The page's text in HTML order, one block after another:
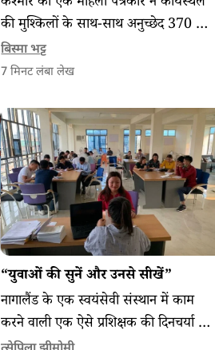
की मुश्किलों के साथ-साथ अनुच्छेद 370 के
हटने और कोविड-19 के कारण घाटी में
पत्रकारिता पर पड़ने वाले प्रभाव के बारे में
बिस्मा भट्ट
7 मिनट लंबा लेख
“युवाओं की सुनें और उनसे सीखें”
नागालैंड के एक स्वयंसेवी संस्थान में काम
करने वाली एक ऐसे प्रशिक्षक की दिनचर्या जो